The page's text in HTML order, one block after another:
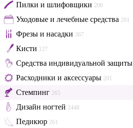
Пилки и шлифовщики 200
Уходовые и лечебные средства 201
Фрезы и насадки 367
Кисти 127
Средства индивидуальной защиты
Расходники и аксессуары 201
Стемпинг 265
Дизайн ногтей 2448
Педикюр 261